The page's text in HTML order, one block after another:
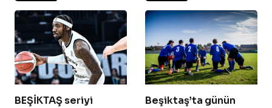
BEŞİKTAŞ seriyi
Beşiktaş’ta günün